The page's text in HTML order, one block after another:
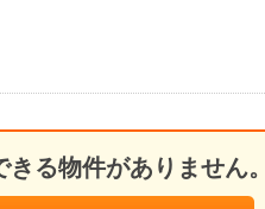
きる物件がありません